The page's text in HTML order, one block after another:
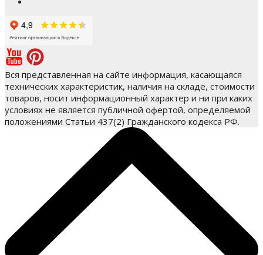
Вся представленная на сайте информация, касающаяся
технических характеристик, наличия на складе, стоимости
товаров, носит информационный характер и ни при каких
условиях не является публичной офертой, определяемой
положениями Статьи 437(2) Гражданского кодекса РФ.